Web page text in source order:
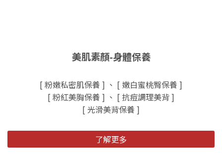
美肌素顏-身體保養
[ 粉嫩私密肌保養 ] 、 [ 嫩白蜜桃臀保養 ]
[ 粉紅美胸保養 ] 、 [ 抗痘調理美背 ]
[ 光滑美背保養 ]
了解更多